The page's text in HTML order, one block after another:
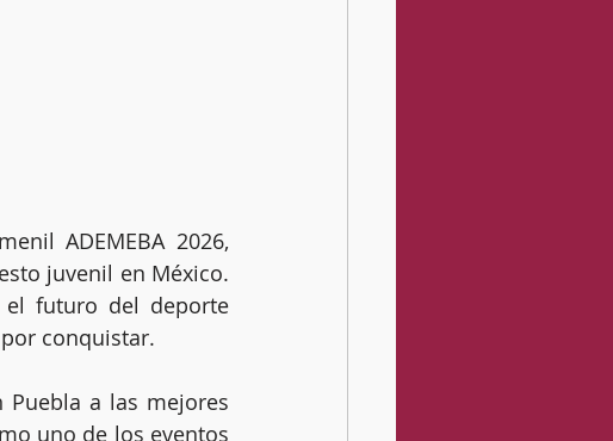
ADEMEBA 2026,
juvenil en México.
el futuro del deporte
conquistar.
Puebla a las mejores
uno de los eventos